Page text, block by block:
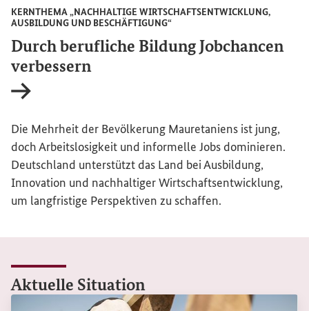
KERNTHEMA „NACHHALTIGE WIRTSCHAFTSENTWICKLUNG,
AUSBILDUNG UND BESCHÄFTIGUNG“
Durch berufliche Bildung Jobchancen
verbessern
Die Mehrheit der Bevölkerung Mauretaniens ist jung,
doch Arbeitslosigkeit und informelle Jobs dominieren.
Deutschland unterstützt das Land bei Ausbildung,
Innovation und nachhaltiger Wirtschaftsentwicklung,
um langfristige Perspektiven zu schaffen.
Aktuelle Situation